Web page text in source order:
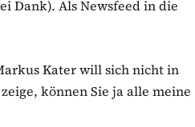
Dank). Als Newsfeed in die
Kater will sich nicht in
können Sie ja alle meine